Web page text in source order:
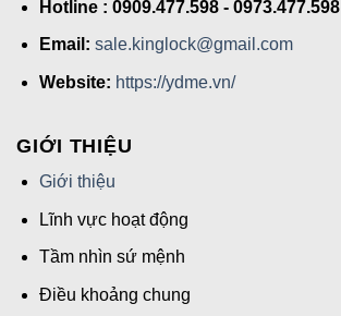
Hotline : 0909.477.598 - 0973.477.598
Email: sale.kinglock@gmail.com
Website: https://ydme.vn/
GIỚI THIỆU
Giới thiệu
Lĩnh vực hoạt động
Tầm nhìn sứ mệnh
Điều khoảng chung